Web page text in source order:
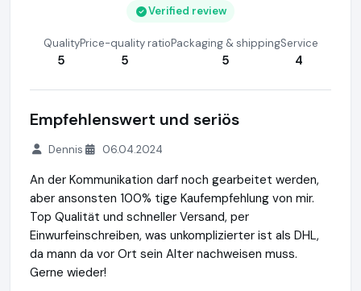
Verified review
Quality
5
Price-quality ratio
5
Packaging & shipping
5
Service
4
Empfehlenswert und seriös
Dennis 06.04.2024
An der Kommunikation darf noch gearbeitet werden,
aber ansonsten 100% tige Kaufempfehlung von mir.
Top Qualität und schneller Versand, per
Einwurfeinschreiben, was unkomplizierter ist als DHL,
da mann da vor Ort sein Alter nachweisen muss.
Gerne wieder!